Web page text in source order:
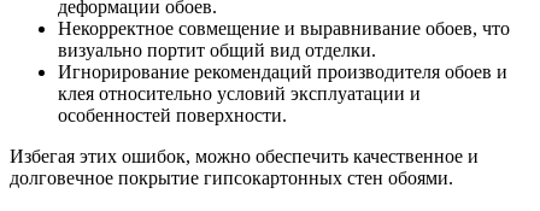
деформации обоев.
Некорректное совмещение и выравнивание обоев, что
визуально портит общий вид отделки.
Игнорирование рекомендаций производителя обоев и
клея относительно условий эксплуатации и
особенностей поверхности.
Избегая этих ошибок, можно обеспечить качественное и
долговечное покрытие гипсокартонных стен обоями.